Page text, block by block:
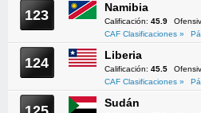
123 Namibia
Calificación: 45.9
CAF Clasificaciones »
124 Liberia
Calificación: 45.5
CAF Clasificaciones »
Sudán